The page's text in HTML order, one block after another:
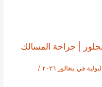
| جراحة المسالك
في بنغالور ٢٠٢٦
/